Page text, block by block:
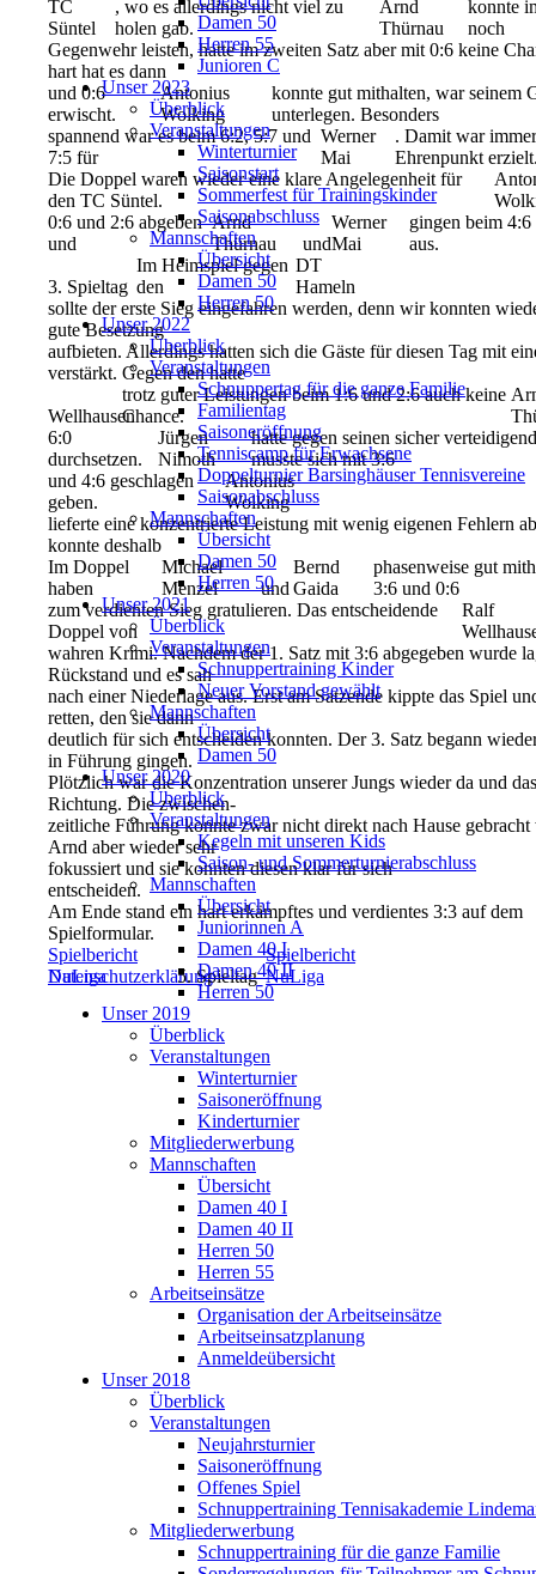
Datenschutzerklärung
TC
Süntel
, wo es allerdings nicht viel zu
holen gab.
Arnd
Thürnau
konnte
noch
Gegenwehr leisten, hatte im zweiten Satz aber mit 0:6 keine
hart hat es dann
und 0:6
erwischt.
Antonius
Wolking
konnte gut mithalten, war seinem
unterlegen. Besonders
spannend war es beim 6:2, 5:7 und
7:5 für
Werner
Mai
. Damit war
Ehrenpunkt
Die Doppel waren wieder eine klare Angelegenheit für
den TC Süntel.
0:6 und 2:6 abgeben
und
Arnd
Thürnau
und
Werner
Mai
gingen beim
aus.
3. Spieltag
Im Heimspiel gegen
den
DT
Hameln
sollte der erste Sieg eingefahren werden, denn wir konnten
gute Besetzung
aufbieten. Allerdings hatten sich die Gäste für diesen Tag mit
verstärkt. Gegen den hatte
Wellhausen
trotz guter Leistungen beim 1:6 und 2:6 auch keine
Chance.
6:0
durchsetzen.
Jürgen
Nimoth
hatte gegen seinen sicher
musste sich mit 3:6
und 4:6 geschlagen
geben.
Antonius
Wolking
lieferte eine konzentrierte Leistung mit wenig eigenen Fehlern
konnte deshalb
Im Doppel
haben
Michael
Menzel
und
Bernd
Gaida
phasenweise gut
3:6 und 0:6
zum verdienten Sieg gratulieren. Das entscheidende
Doppel von
Ralf
wahren Krimi. Nachdem der 1. Satz mit 3:6 abgegeben wurde
Rückstand und es sah
nach einer Niederlage aus. Erst am Satzende kippte das Spiel
retten, den sie dann
deutlich für sich entscheiden konnten. Der 3. Satz begann
in Führung gingen.
Plötzlich war die Konzentration unserer Jungs wieder da und
Richtung. Die zwischen-
zeitliche Führung konnte zwar nicht direkt nach Hause
Arnd aber wieder sehr
fokussiert und sie konnten diesen klar für sich
entscheiden.
Am Ende stand ein hart erkämpftes und verdientes 3:3 auf dem
Spielformular.
Spielbericht
NuLiga
5. Spieltag
Spielbericht
NuLiga
Damen 50
Herren 55
Junioren C
Unser 2023
Überblick
Veranstaltungen
Winterturnier
Saisonstart
Sommerfest für Trainingskinder
Saisonabschluss
Mannschaften
Übersicht
Damen 50
Herren 50
Unser 2022
Überblick
Veranstaltungen
Schnuppertag für die ganze Familie
Familientag
Saisoneröffnung
Tenniscamp für Erwachsene
Doppelturnier Barsinghäuser Tennisvereine
Saisonabschluss
Mannschaften
Übersicht
Damen 50
Herren 50
Unser 2021
Überblick
Veranstaltungen
Schnuppertraining Kinder
Neuer Vorstand gewählt
Mannschaften
Übersicht
Damen 50
Unser 2020
Überblick
Veranstaltungen
Kegeln mit unseren Kids
Saison- und Sommerturnierabschluss
Mannschaften
Übersicht
Juniorinnen A
Damen 40 I
Damen 40 II
Herren 50
Unser 2019
Überblick
Veranstaltungen
Winterturnier
Saisoneröffnung
Kinderturnier
Mitgliederwerbung
Mannschaften
Übersicht
Damen 40 I
Damen 40 II
Herren 50
Herren 55
Arbeitseinsätze
Organisation der Arbeitseinsätze
Arbeitseinsatzplanung
Anmeldeübersicht
Unser 2018
Überblick
Veranstaltungen
Neujahrsturnier
Saisoneröffnung
Offenes Spiel
Schnuppertraining Tennisakademie
Mitgliederwerbung
Schnuppertraining für die ganze Familie